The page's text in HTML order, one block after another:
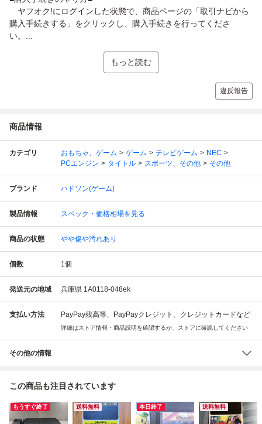
ヤフオク!にログインした状態で、商品ページの「取引ナビから
購入手続きする」をクリックし、購入手続きを行ってくださ
い。...
もっと読む
違反報告
商品情報
カテゴリ おもちゃ、ゲーム ゲーム テレビゲーム
NEC
PCエンジン
タイトル スポーツ、その他 その他
ブランド ハドソン(ゲーム)
製品情報 スペック・価格相場を見る
商品の状態 やや傷や汚れあり
個数 1個
発送元の地域 兵庫県 1A0118-048ek
支払い方法 PayPay残高等、PayPayクレジット、クレジットカードなど
詳細はストア情報・商品説明を確認するか、ストアに確認してください
その他の情報
この商品も注目されています
もうすぐ終了 送料無料 本日終了 送料無料